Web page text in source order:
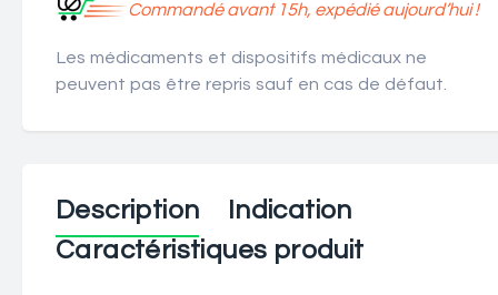
Commandé avant 15h, expédié aujourd’hui !
Les médicaments et dispositifs médicaux ne
peuvent pas être repris sauf en cas de défaut.
Description
Indication
Caractéristiques produit